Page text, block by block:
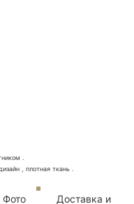
Фото Доставка и